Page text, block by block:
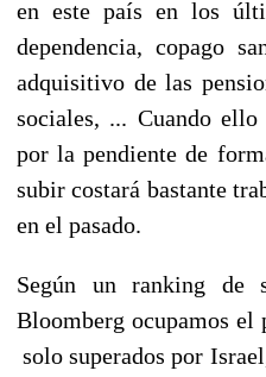
en este país en los
dependencia, copago
adquisitivo de las
sociales, ... Cuando
por la pendiente de
subir costará bastante
en el pasado.
Según un ranking de
Bloomberg ocupamos el
solo superados por